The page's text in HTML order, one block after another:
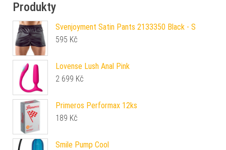
Produkty
Svenjoyment Satin Pants 2133350 Black - S
595 Kč
Lovense Lush Anal Pink
2 699 Kč
Primeros Performax 12ks
189 Kč
Smile Pump Cool